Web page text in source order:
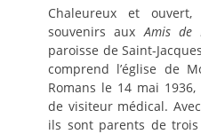
Chaleureux et
souvenirs auxAmis de
paroisse de Saint-
comprend l’église de
Romans le 14 mai
de visiteur médical.
ils sont parents de